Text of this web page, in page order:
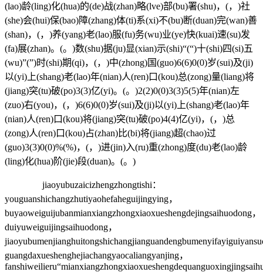
(lao)龄(ling)化(hua)的(de)战(zhan)略(lve)部(bu)署(shu)，(，)社
(she)会(hui)保(bao)障(zhang)体(ti)系(xi)不(bu)断(duan)完(wan)善
(shan)，(，)养(yang)老(lao)服(fu)务(wu)业(ye)快(kuai)速(su)发
(fa)展(zhan)。(。)数(shu)据(ju)显(xian)示(shi)“(“)十(shi)四(si)五
(wu)”(”)时(shi)期(qi)，(，)中(zhong)国(guo)6(6)0(0)岁(sui)及(ji)
以(yi)上(shang)老(lao)年(nian)人(ren)口(kou)总(zong)量(liang)将
(jiang)突(tu)破(po)3(3)亿(yi)。(。)2(2)0(0)3(3)5(5)年(nian)左
(zuo)右(you)，(，)6(6)0(0)岁(sui)及(ji)以(yi)上(shang)老(lao)年
(nian)人(ren)口(kou)将(jiang)突(tu)破(po)4(4)亿(yi)，(，)总
(zong)人(ren)口(kou)占(zhan)比(bi)将(jiang)超(chao)过
(guo)3(3)0(0)%(%)，(，)进(jin)入(ru)重(zhong)度(du)老(lao)龄
(ling)化(hua)阶(jie)段(duan)。(。)
jiaoyubuzaicizhengzhongtishi：
youguanshichangzhutiyaohefaheguijingying，
buyaoweiguijubanmianxiangzhongxiaoxueshengdejingsaihuodong，
duiyuweiguijingsaihuodong，
guangdaxueshenghejiachangyaocaliangyanjing，